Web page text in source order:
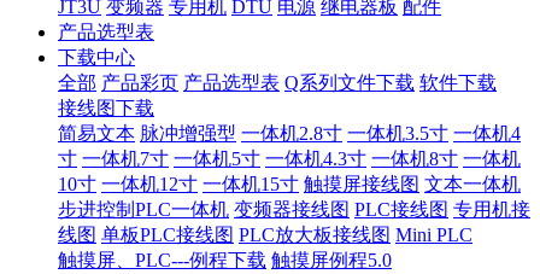
JT3U 变频器 专用机 DTU 电源 继电器板 配件
产品选型表
下载中心
全部 产品彩页 产品选型表 Q系列文件下载 软件下载
接线图下载
简易文本 脉冲增强型 一体机2.8寸 一体机3.5寸 一体机4
寸 一体机7寸 一体机5寸 一体机4.3寸 一体机8寸 一体机
10寸 一体机12寸 一体机15寸 触摸屏接线图 文本一体机
步进控制PLC一体机 变频器接线图 PLC接线图 专用机接
线图 单板PLC接线图 PLC放大板接线图 Mini PLC
触摸屏、PLC---例程下载 触摸屏例程5.0